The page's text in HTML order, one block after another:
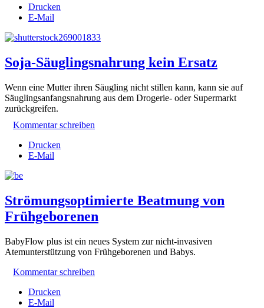
Drucken
E-Mail
Soja-Säuglingsnahrung kein Ersatz
Wenn eine Mutter ihren Säugling nicht stillen kann, kann sie auf
Säuglingsanfangsnahrung aus dem Drogerie- oder Supermarkt
zurückgreifen.
Kommentar schreiben
Drucken
E-Mail
Strömungsoptimierte Beatmung von
Frühgeborenen
BabyFlow plus ist ein neues System zur nicht-invasiven
Atemunterstützung von Frühgeborenen und Babys.
Kommentar schreiben
Drucken
E-Mail